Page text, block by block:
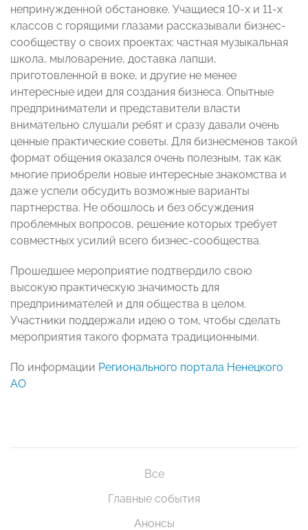
непринужденной обстановке. Учащиеся 10-х и 11-х
классов с горящими глазами рассказывали бизнес-
сообществу о своих проектах: частная музыкальная
школа, мыловарение, доставка лапши,
приготовленной в воке, и другие не менее
интересные идеи для создания бизнеса. Опытные
предприниматели и представители власти
внимательно слушали ребят и сразу давали очень
ценные практические советы. Для бизнесменов такой
формат общения оказался очень полезным, так как
многие приобрели новые интересные знакомства и
даже успели обсудить возможные варианты
партнерства. Не обошлось и без обсуждения
проблемных вопросов, решение которых требует
совместных усилий всего бизнес-сообщества.
Прошедшее мероприятие подтвердило свою
высокую практическую значимость для
предпринимателей и для общества в целом.
Участники поддержали идею о том, чтобы сделать
мероприятия такого формата традиционными.
По информации Регионального портала Ненецкого
АО
Все
Главные события
Анонсы